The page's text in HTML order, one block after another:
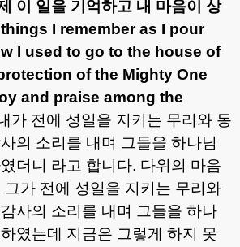
이 일을 기억하고 내 마음이 상
I remember as I pour
I used to go to the house of
of the Mighty One
and praise among the
가 전에 성일을 지키는 무리와 동
의 소리를 내며 그들을 하나님
더니 라고 합니다. 다위의 마음
가 전에 성일을 지키는 무리와
사의 소리를 내며 그들을 하나
였는데 지금은 그렇게 하지 못